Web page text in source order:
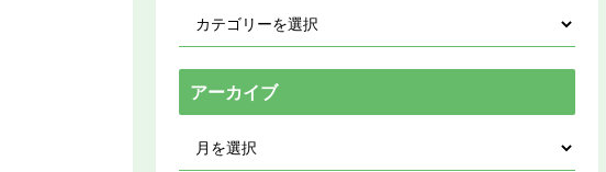
アーカイブ